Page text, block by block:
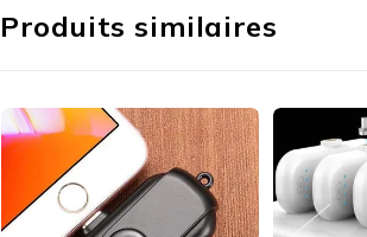
Produits similaires